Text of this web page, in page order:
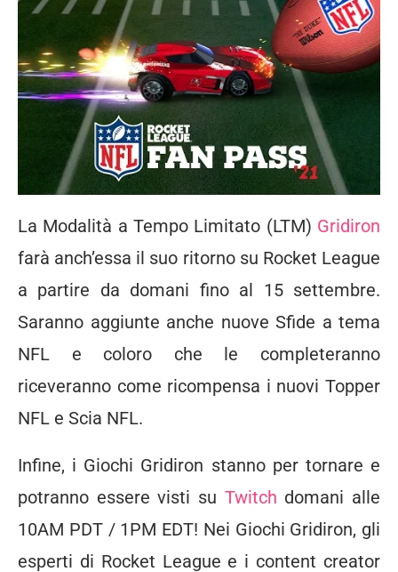
La Modalità a Tempo Limitato (LTM) Gridiron
farà anch’essa il suo ritorno su Rocket League
a partire da domani fino al 15 settembre.
Saranno aggiunte anche nuove Sfide a tema
NFL e coloro che le completeranno
riceveranno come ricompensa i nuovi Topper
NFL e Scia NFL.
Infine, i Giochi Gridiron stanno per tornare e
potranno essere visti su Twitch domani alle
10AM PDT / 1PM EDT! Nei Giochi Gridiron, gli
esperti di Rocket League e i content creator